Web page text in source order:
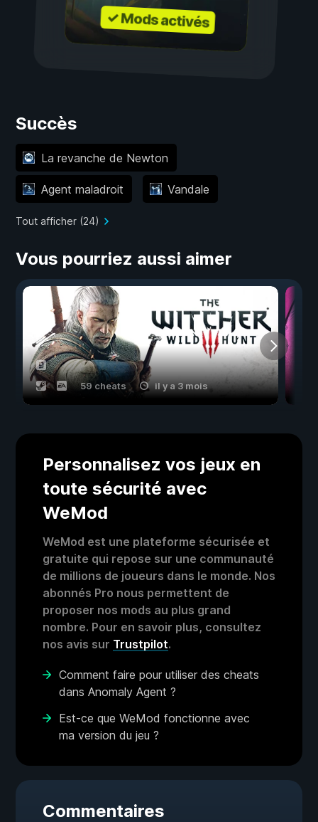
✓ Mods activés
Succès
La revanche de Newton
Agent maladroit Vandale
Tout afficher (24)
Vous pourriez aussi aimer
59 cheats il y a 3 mois
Personnalisez vos jeux en
toute sécurité avec
WeMod
WeMod est une plateforme sécurisée et
gratuite qui repose sur une communauté
de millions de joueurs dans le monde. Nos
abonnés Pro nous permettent de
proposer nos mods au plus grand
nombre. Pour en savoir plus, consultez
nos avis sur Trustpilot.
Comment faire pour utiliser des cheats
dans Anomaly Agent ?
Est-ce que WeMod fonctionne avec
ma version du jeu ?
Commentaires